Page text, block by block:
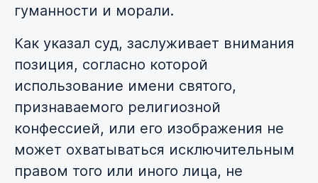
гуманности и морали.
Как указал суд, заслуживает внимания
позиция, согласно которой
использование имени святого,
признаваемого религиозной
конфессией, или его изображения не
может охватываться исключительным
правом того или иного лица, не